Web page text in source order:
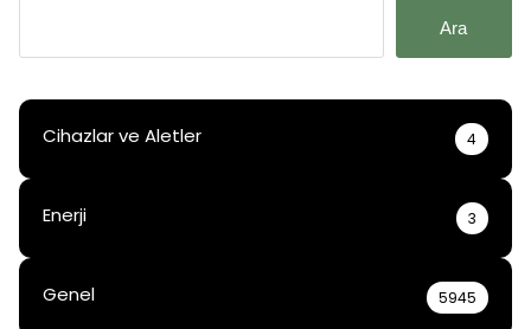
Ara
Cihazlar ve Aletler 4
Enerji 3
Genel 5945